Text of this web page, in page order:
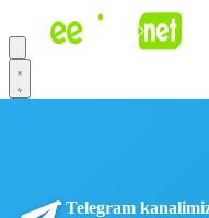
Telegram